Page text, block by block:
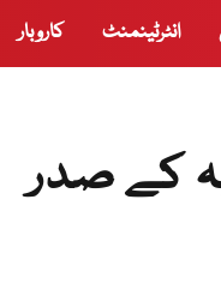
انٹرٹینمنٹ کاروبار
کے صدر